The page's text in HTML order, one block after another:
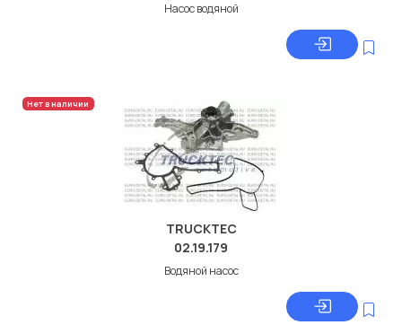
Насос водяной
Нет в наличии
TRUCKTEC
02.19.179
Водяной насос